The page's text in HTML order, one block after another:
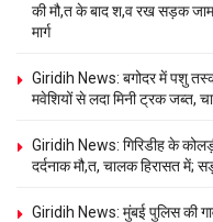
की मौ,त के बाद श,व रख सड़क जाम,
मार्ग
Giridih News: बगोदर में पशु
मवेशियों से लदा मिनी ट्रक जब्त,
Giridih News: गिरिडीह के
दर्दनाक मौ,त, चालक हिरासत में;
Giridih News: मुंबई पुलिस की